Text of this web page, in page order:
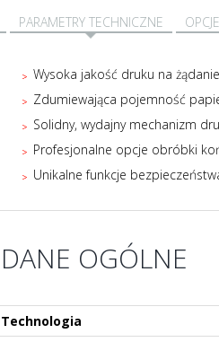
PARAMETRY TECHNICZNE OPCJE
Wysoka jakość druku na
Zdumiewająca pojemność
Solidny, wydajny mechanizm
Profesjonalne opcje obróbki
Unikalne funkcje
DANE OGÓLNE
Technologia